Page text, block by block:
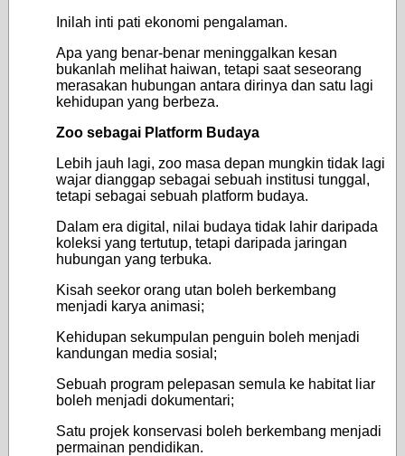
Inilah inti pati ekonomi pengalaman.
Apa yang benar-benar meninggalkan kesan
bukanlah melihat haiwan, tetapi saat seseorang
merasakan hubungan antara dirinya dan satu lagi
kehidupan yang berbeza.
Zoo sebagai Platform Budaya
Lebih jauh lagi, zoo masa depan mungkin tidak lagi
wajar dianggap sebagai sebuah institusi tunggal,
tetapi sebagai sebuah platform budaya.
Dalam era digital, nilai budaya tidak lahir daripada
koleksi yang tertutup, tetapi daripada jaringan
hubungan yang terbuka.
Kisah seekor orang utan boleh berkembang
menjadi karya animasi;
Kehidupan sekumpulan penguin boleh menjadi
kandungan media sosial;
Sebuah program pelepasan semula ke habitat liar
boleh menjadi dokumentari;
Satu projek konservasi boleh berkembang menjadi
permainan pendidikan.